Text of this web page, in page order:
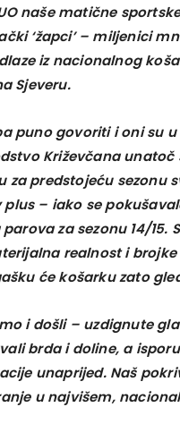
naše matične
‘žapci’ – miljenici
iz nacionalnog
Sjeveru.
puno govoriti i oni su
Križevčana
za predstojeću sezonu
– iako se
za sezonu 14/
realnost i
će košarku zato
i došli – uzdignute
brda i doline, a
unaprijed. Naš
u najvišem,